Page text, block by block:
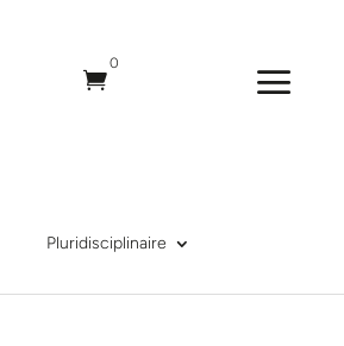

0 a
Pluridisciplinaire